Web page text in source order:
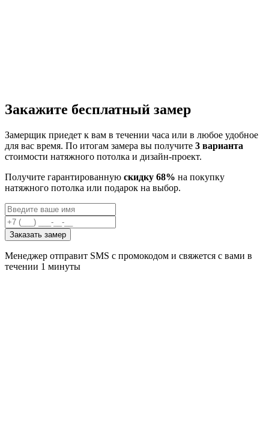
Закажите бесплатный замер
Замерщик приедет к вам в течении часа или в любое удобное
для вас время. По итогам замера вы получите 3 варианта
стоимости натяжного потолка и дизайн-проект.
Получите гарантированную скидку 68% на покупку
натяжного потолка или подарок на выбор.
Заказать замер
Менеджер отправит SMS с промокодом и свяжется с вами в
течении 1 минуты